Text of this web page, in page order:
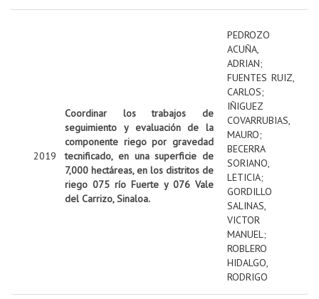
2019
Coordinar los trabajos de
seguimiento y evaluación de la
componente riego por gravedad
tecnificado, en una superficie de
7,000 hectáreas, en los distritos de
riego 075 río Fuerte y 076 Vale
del Carrizo, Sinaloa.
PEDROZO
ACUÑA,
ADRIAN;
FUENTES RUIZ,
CARLOS;
IÑIGUEZ
COVARRUBIAS,
MAURO;
BECERRA
SORIANO,
LETICIA;
GORDILLO
SALINAS,
VICTOR
MANUEL;
ROBLERO
HIDALGO,
RODRIGO